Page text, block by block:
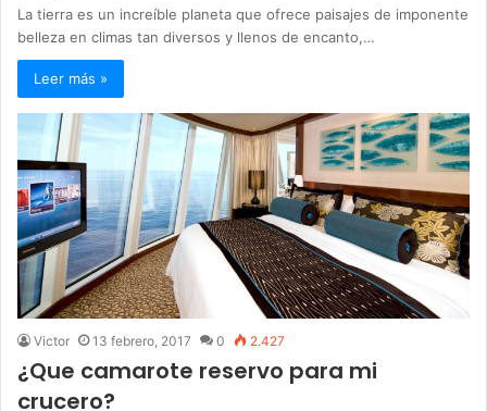
La tierra es un increíble planeta que ofrece paisajes de imponente
belleza en climas tan diversos y llenos de encanto,…
Leer más »
Victor 13 febrero, 2017 0 2.427
¿Que camarote reservo para mi
crucero?